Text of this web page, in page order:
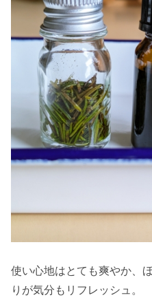
使い心地はとても爽やか、
りが気分もリフレッシュ。